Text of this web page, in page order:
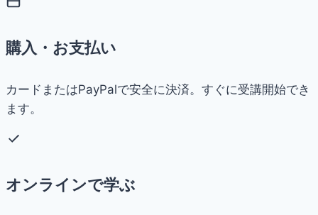
購入・お支払い
カードまたはPayPalで安全に決済。すぐに受講開始でき
ます。
オンラインで学ぶ